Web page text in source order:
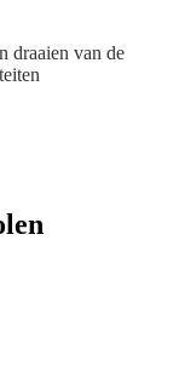
draaien van de